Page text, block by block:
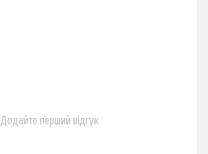
Додайте перший відгук